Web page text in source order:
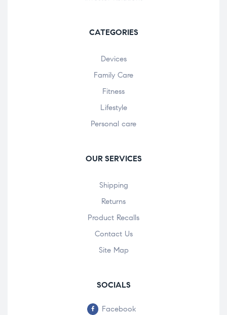
CATEGORIES
Devices
Family Care
Fitness
Lifestyle
Personal care
OUR SERVICES
Shipping
Returns
Product Recalls
Contact Us
Site Map
SOCIALS
Facebook